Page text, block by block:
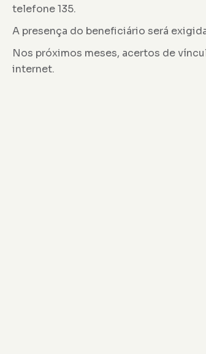
telefone 135.
A presença do beneficiário será
Nos próximos meses, acertos de
internet.